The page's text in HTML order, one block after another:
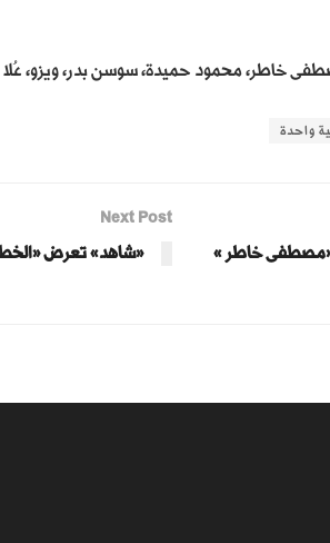
خاطر، محمود حميدة، سوسن بدر، ويزو،
واحدة
و«مصطفى خاطر »
Next Post
«شاهد» تعرض